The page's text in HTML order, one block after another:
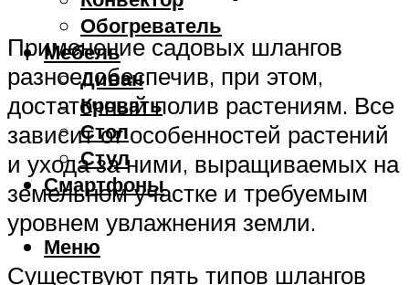
Обогреватель
Мебель
Диван
Кровать
Стол
Стул
Смартфоны
Меню
Применение садовых шлангов
разное, обеспечив, при этом,
достаточный полив растениям. Все
зависит от особенностей растений
и ухода за ними, выращиваемых на
земельном участке и требуемым
уровнем увлажнения земли.
Существуют пять типов шлангов